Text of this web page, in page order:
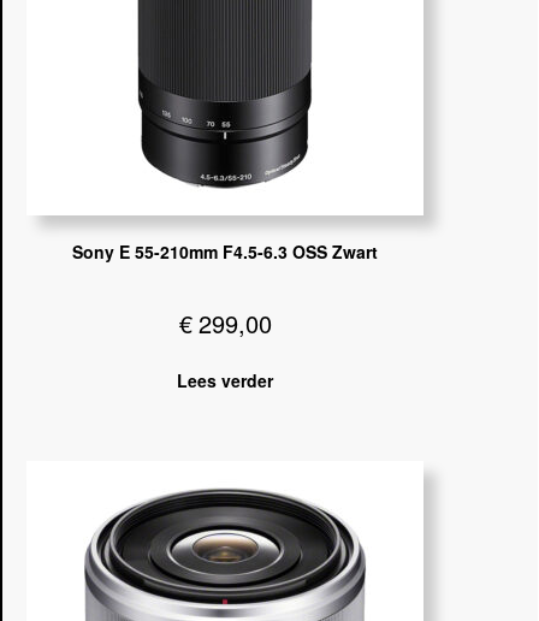
Sony E 55-210mm F4.5-6.3 OSS Zwart
€299,00
Lees verder